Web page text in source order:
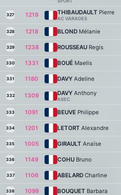
327 1219 THIBAUDAULT Pierre
AC VARADES
328 1218 BLOND Mélanie
329 1238 ROUSSEAU Regis
330 1331 BOUÉ Maelis
331 1180 DAVY Adeline
332 1309 DAVY Anthony
ASEC
333 1091 BEUVE Philippe
334 1201 LETORT Alexandre
335 1005 GIRAULT Anaïse
336 1149 COHU Bruno
337 1106 ABELARD Charline
338 1099 BOUQUET Barbara